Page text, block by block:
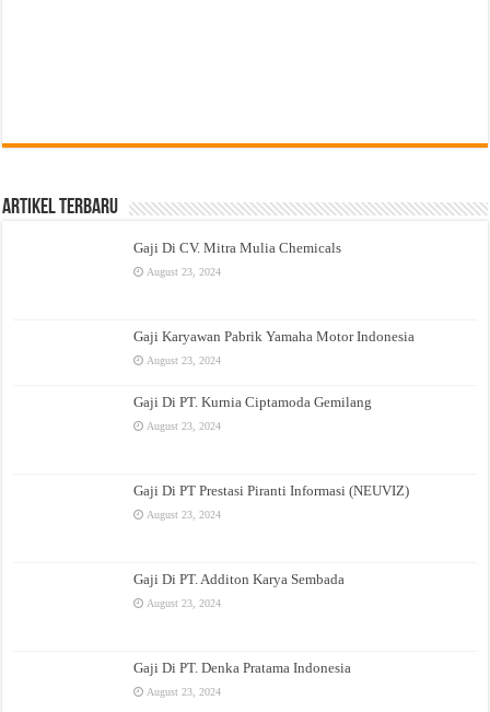
Artikel Terbaru
Gaji Di CV. Mitra Mulia Chemicals
August 23, 2024
Gaji Karyawan Pabrik Yamaha Motor Indonesia
August 23, 2024
Gaji Di PT. Kurnia Ciptamoda Gemilang
August 23, 2024
Gaji Di PT Prestasi Piranti Informasi (NEUVIZ)
August 23, 2024
Gaji Di PT. Additon Karya Sembada
August 23, 2024
Gaji Di PT. Denka Pratama Indonesia
August 23, 2024